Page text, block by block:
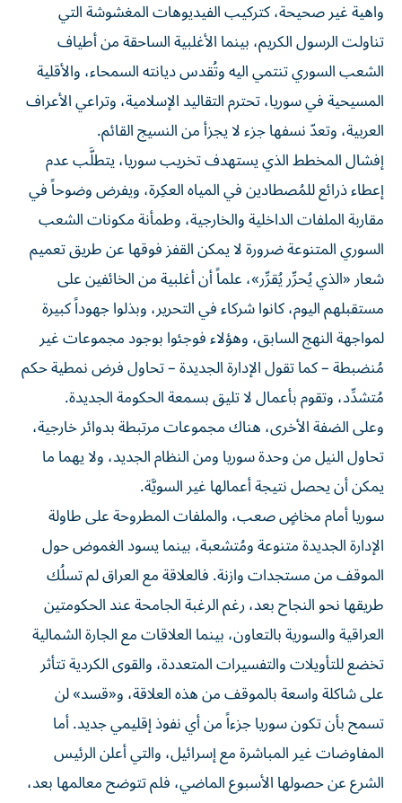
واهية غير صحيحة، كتركيب الفيديوهات المغشوشة التي
تناولت الرسول الكريم، بينما الأغلبية الساحقة من أطياف
الشعب السوري تنتمي اليه وتُقدس ديانته السمحاء، والأقلية
المسيحية في سوريا، تحترم التقاليد الإسلامية، وتراعي الأعراف
العربية، وتعدّ نسفها جزء لا يجزأ من النسيج القائم.
إفشال المخطط الذي يستهدف تخريب سوريا، يتطلَّب عدم
إعطاء ذرائع للمُصطادين في المياه العكِرة، ويفرض وضوحاً في
مقاربة الملفات الداخلية والخارجية، وطمأنة مكونات الشعب
السوري المتنوعة ضرورة لا يمكن القفز فوقها عن طريق تعميم
شعار «الذي يُحرِّر يُقرِّر»، علماً أن أغلبية من الخائفين على
مستقبلهم اليوم، كانوا شركاء في التحرير، وبذلوا جهوداً كبيرة
لمواجهة النهج السابق، وهؤلاء فوجئوا بوجود مجموعات غير
مُنضبطة – كما تقول الإدارة الجديدة – تحاول فرض نمطية حكم
مُتشدِّد، وتقوم بأعمال لا تليق بسمعة الحكومة الجديدة.
وعلى الضفة الأخرى، هناك مجموعات مرتبطة بدوائر خارجية،
تحاول النيل من وحدة سوريا ومن النظام الجديد، ولا يهما ما
يمكن أن يحصل نتيجة أعمالها غير السويَّة.
سوريا أمام مخاضٍ صعب، والملفات المطروحة على طاولة
الإدارة الجديدة متنوعة ومُتشعبة، بينما يسود الغموض حول
الموقف من مستجدات وازنة. فالعلاقة مع العراق لم تسلُك
طريقها نحو النجاح بعد، رغم الرغبة الجامحة عند الحكومتين
العراقية والسورية بالتعاون، بينما العلاقات مع الجارة الشمالية
تخضع للتأويلات والتفسيرات المتعددة، والقوى الكردية تتأثر
على شاكلة واسعة بالموقف من هذه العلاقة، و«قسد» لن
تسمح بأن تكون سوريا جزءاً من أي نفوذ إقليمي جديد. أما
المفاوضات غير المباشرة مع إسرائيل، والتي أعلن الرئيس
الشرع عن حصولها الأسبوع الماضي، فلم تتوضح معالمها بعد،